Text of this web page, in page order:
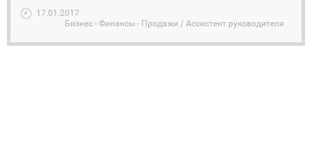
17.01.2017
Бизнес - Финансы - Продажи / Ассистент руководителя